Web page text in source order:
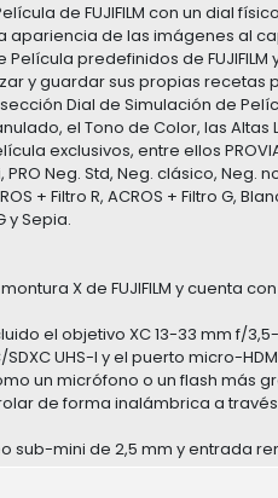
de FUJIFILM con un dial
de las imágenes al
predefinidos de FUJIFILM
y guardar sus propias recetas
Dial de Simulación de
el Tono de Color, las Altas
exclusivos, entre ellos
PRO Neg. Std, Neg. clásico, Neg.
+ Filtro R, ACROS + Filtro G,
y Sepia.
X de FUJIFILM y cuenta
el objetivo XC 13-33 mm f/3,5-
UHS-I y el puerto micro-
un micrófono o un flash más
de forma inalámbrica a
sub-mini de 2,5 mm y entrada